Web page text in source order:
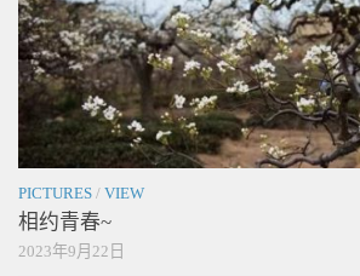
PICTURES / VIEW
相约青春~
2023年9月22日